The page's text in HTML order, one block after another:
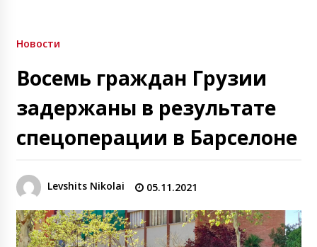
Новости
Восемь граждан Грузии
задержаны в результате
спецоперации в Барселоне
Levshits Nikolai 05.11.2021